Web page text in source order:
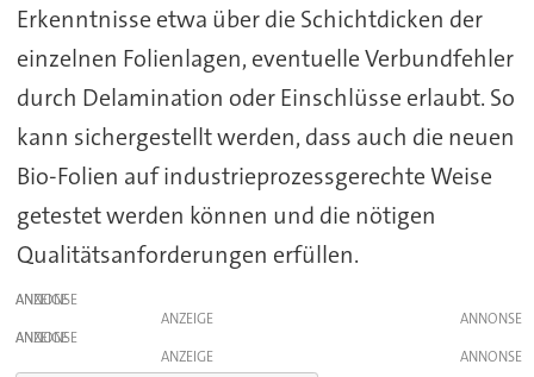
Erkenntnisse etwa über die Schichtdicken der
einzelnen Folienlagen, eventuelle Verbundfehler
durch Delamination oder Einschlüsse erlaubt. So
kann sichergestellt werden, dass auch die neuen
Bio-Folien auf industrieprozessgerechte Weise
getestet werden können und die nötigen
Qualitätsanforderungen erfüllen.
ANZEIGE
ANZEIGE
ANZEIGE
ANZEIGE